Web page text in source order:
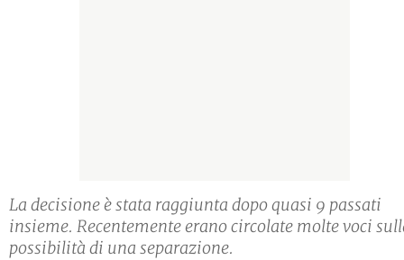
La decisione è stata raggiunta dopo quasi 9 passati
insieme. Recentemente erano circolate molte voci
possibilità di una separazione.